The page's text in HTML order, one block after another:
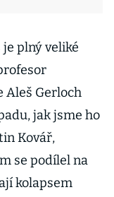
je plný veliké
Aleš Gerloch
jak jsme ho
Kovář,
se podílel na
kolapsem